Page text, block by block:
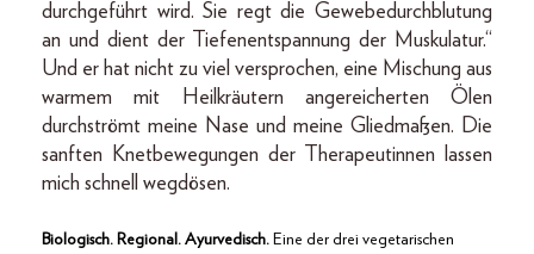
durchgeführt wird. Sie regt die Gewebedurchblutung
an und dient der Tiefenentspannung der Muskulatur.“
Und er hat nicht zu viel versprochen, eine Mischung aus
warmem mit Heilkräutern angereicherten Ölen
durchströmt meine Nase und meine Gliedmaßen. Die
sanften Knetbewegungen der Therapeutinnen lassen
mich schnell wegdösen.
Biologisch. Regional. Ayurvedisch. Eine der drei vegetarischen